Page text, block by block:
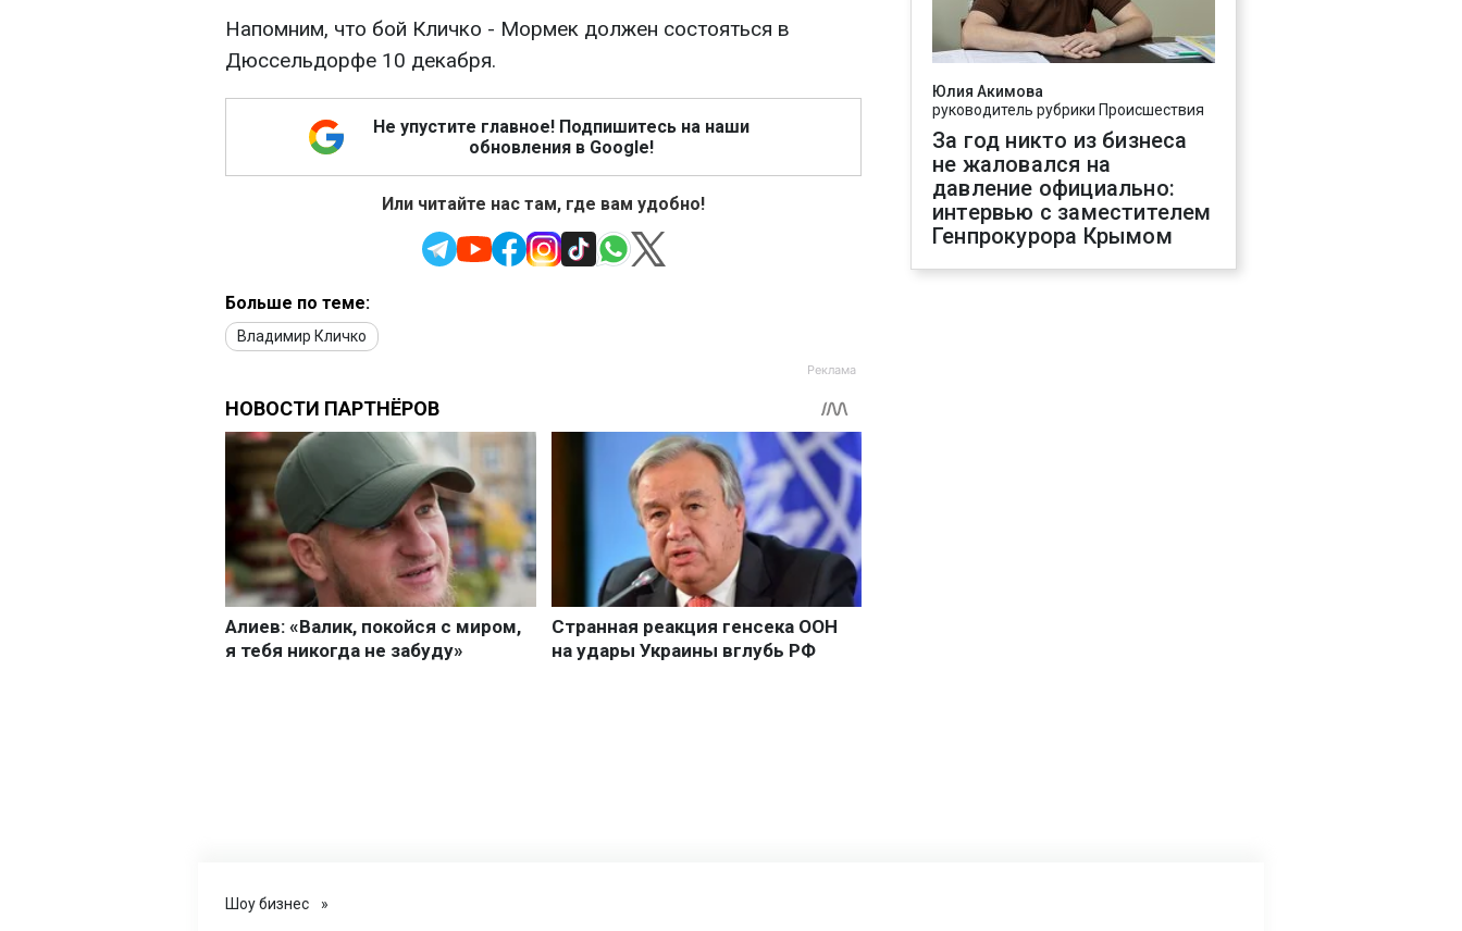
Напомним, что бой Кличко - Мормек должен состояться в
Дюссельдорфе 10 декабря.
Не упустите главное! Подпишитесь на наши
обновления в Google!
Или читайте нас там, где вам удобно!
Больше по теме:
Владимир Кличко
Юлия Акимова
руководитель рубрики Происшествия
За год никто из бизнеса
не жаловался на
давление официально:
интервью с заместителем
Генпрокурора Крымом
Шоу бизнес »